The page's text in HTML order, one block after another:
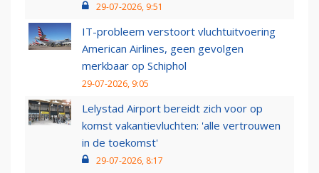
29-07-2026, 9:51
IT-probleem verstoort vluchtuitvoering
American Airlines, geen gevolgen
merkbaar op Schiphol
29-07-2026, 9:05
Lelystad Airport bereidt zich voor op
komst vakantievluchten: 'alle vertrouwen
in de toekomst'
29-07-2026, 8:17